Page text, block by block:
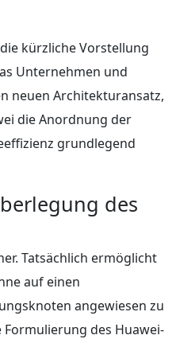
kürzliche Vorstellung
Unternehmen und
neuen Architekturansatz,
die Anordnung der
grundlegend
des
Tatsächlich ermöglicht
auf einen
angewiesen zu
des Huawei-